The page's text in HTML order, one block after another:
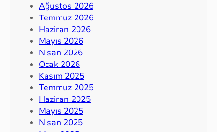
Ağustos 2026
Temmuz 2026
Haziran 2026
Mayıs 2026
Nisan 2026
Ocak 2026
Kasım 2025
Temmuz 2025
Haziran 2025
Mayıs 2025
Nisan 2025